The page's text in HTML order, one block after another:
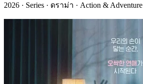
2026 · Series · ดราม่า · Action & Adventure